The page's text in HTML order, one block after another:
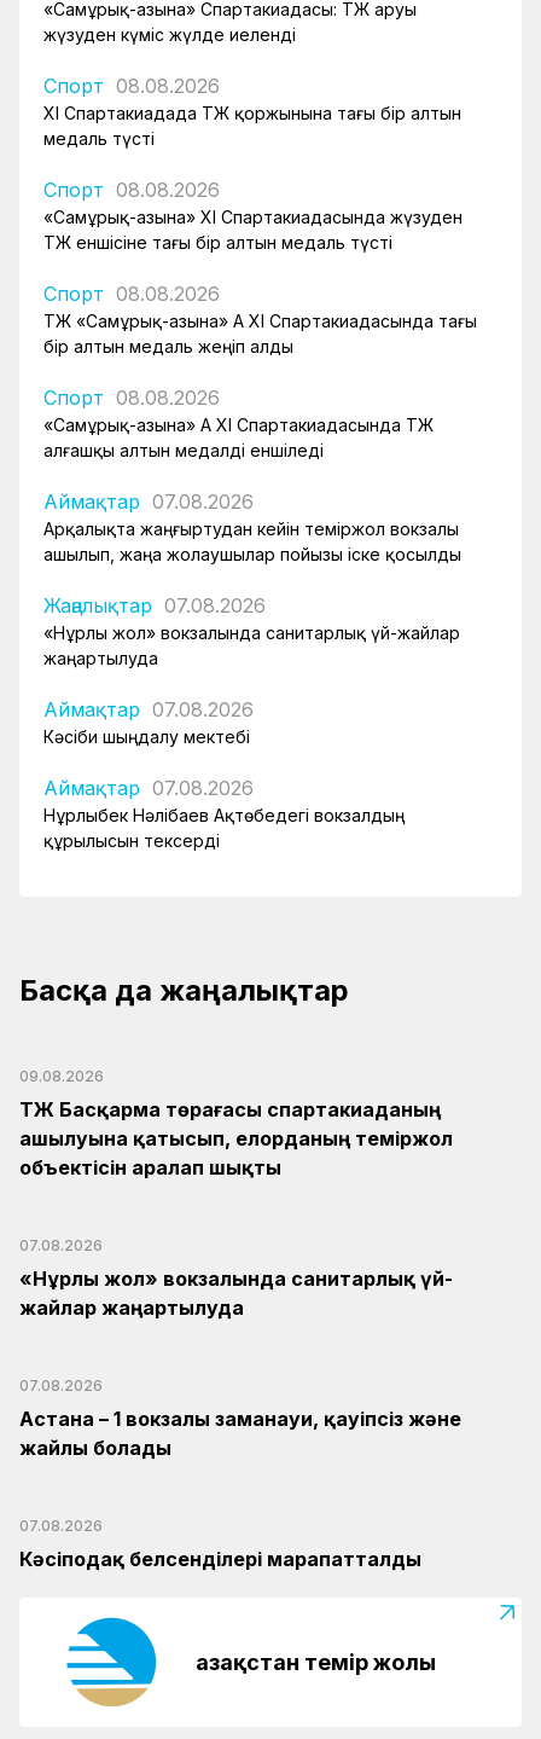
«Самұрық-Қазына» Спартакиадасы: ҚТЖ аруы
жүзуден күміс жүлде иеленді
Спорт 08.08.2026
XI Спартакиадада ҚТЖ қоржынына тағы бір алтын
медаль түсті
Спорт 08.08.2026
«Самұрық-Қазына» XI Спартакиадасында жүзуден
ҚТЖ еншісіне тағы бір алтын медаль түсті
Спорт 08.08.2026
ҚТЖ «Самұрық-Қазына» АҚ XI Спартакиадасында тағы
бір алтын медаль жеңіп алды
Спорт 08.08.2026
«Самұрық-Қазына» АҚ XI Спартакиадасында ҚТЖ
алғашқы алтын медалді еншіледі
Аймақтар 07.08.2026
Арқалықта жаңғыртудан кейін теміржол вокзалы
ашылып, жаңа жолаушылар пойызы іске қосылды
Жаңалықтар 07.08.2026
«Нұрлы жол» вокзалында санитарлық үй-жайлар
жаңартылуда
Аймақтар 07.08.2026
Кәсіби шыңдалу мектебі
Аймақтар 07.08.2026
Нұрлыбек Нәлібаев Ақтөбедегі вокзалдың
құрылысын тексерді
Басқа да жаңалықтар
09.08.2026
ҚТЖ Басқарма төрағасы спартакиаданың
ашылуына қатысып, елорданың теміржол
объектісін аралап шықты
07.08.2026
«Нұрлы жол» вокзалында санитарлық үй-
жайлар жаңартылуда
07.08.2026
Астана – 1 вокзалы заманауи, қауіпсіз және
жайлы болады
07.08.2026
Кәсіподақ белсенділері марапатталды
Қазақстан темір жолы